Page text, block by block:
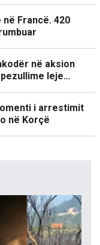
Francë. 420
në aksion
leje…
i arrestimit
në Korçë